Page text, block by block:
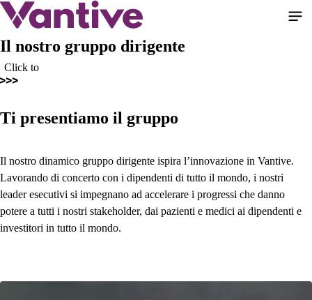
Salta
contenuto
Il nostro gruppo dirigente
Click to
Ti presentiamo il gruppo
Il nostro dinamico gruppo dirigente ispira l’innovazione in Vantive.
Lavorando di concerto con i dipendenti di tutto il mondo, i nostri
leader esecutivi si impegnano ad accelerare i progressi che danno
potere a tutti i nostri stakeholder, dai pazienti e medici ai dipendenti e
investitori in tutto il mondo.